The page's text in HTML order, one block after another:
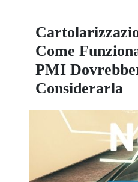
Come
PMI
Considerarla